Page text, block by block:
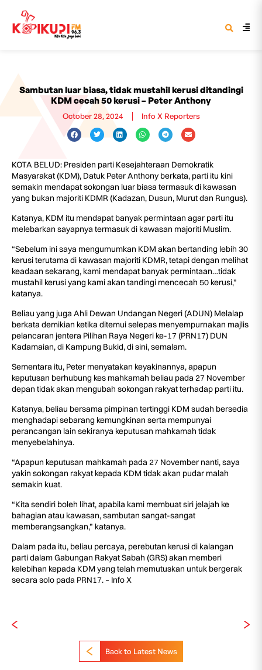
Sambutan luar biasa, tidak mustahil kerusi ditandingi
KDM cecah 50 kerusi – Peter Anthony
October 28, 2024 Info X Reporters
KOTA BELUD: Presiden parti Kesejahteraan Demokratik
Masyarakat (KDM), Datuk Peter Anthony berkata, parti itu kini
semakin mendapat sokongan luar biasa termasuk di kawasan
yang bukan majoriti KDMR (Kadazan, Dusun, Murut dan Rungus).
Katanya, KDM itu mendapat banyak permintaan agar parti itu
melebarkan sayapnya termasuk di kawasan majoriti Muslim.
“Sebelum ini saya mengumumkan KDM akan bertanding lebih 30
kerusi terutama di kawasan majoriti KDMR, tetapi dengan melihat
keadaan sekarang, kami mendapat banyak permintaan…tidak
mustahil kerusi yang kami akan tandingi mencecah 50 kerusi,”
katanya.
Beliau yang juga Ahli Dewan Undangan Negeri (ADUN) Melalap
berkata demikian ketika ditemui selepas menyempurnakan majlis
pelancaran jentera Pilihan Raya Negeri ke-17 (PRN17) DUN
Kadamaian, di Kampung Bukid, di sini, semalam.
Sementara itu, Peter menyatakan keyakinannya, apapun
keputusan berhubung kes mahkamah beliau pada 27 November
depan tidak akan mengubah sokongan rakyat terhadap parti itu.
Katanya, beliau bersama pimpinan tertinggi KDM sudah bersedia
menghadapi sebarang kemungkinan serta mempunyai
perancangan lain sekiranya keputusan mahkamah tidak
menyebelahinya.
“Apapun keputusan mahkamah pada 27 November nanti, saya
yakin sokongan rakyat kepada KDM tidak akan pudar malah
semakin kuat.
“Kita sendiri boleh lihat, apabila kami membuat siri jelajah ke
bahagian atau kawasan, sambutan sangat-sangat
memberangsangkan,” katanya.
Dalam pada itu, beliau percaya, perebutan kerusi di kalangan
parti dalam Gabungan Rakyat Sabah (GRS) akan memberi
kelebihan kepada KDM yang telah memutuskan untuk bergerak
secara solo pada PRN17. – Info X
Back to Latest News